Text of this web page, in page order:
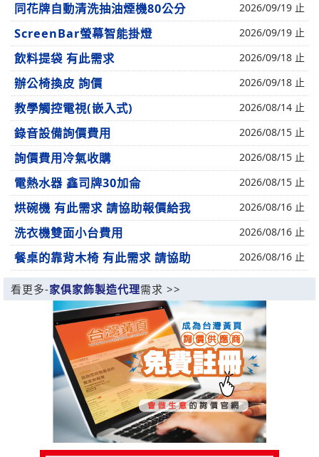
同花牌自動清洗抽油煙機80公分 2026/09/19 止
ScreenBar螢幕智能掛燈 2026/09/19 止
飲料提袋 有此需求 2026/09/18 止
辦公椅換皮 詢價 2026/09/18 止
教學觸控電視(嵌入式) 2026/08/14 止
錄音設備詢價費用 2026/08/15 止
詢價費用冷氣收購 2026/08/15 止
電熱水器 鑫司牌30加侖 2026/08/15 止
烘碗機 有此需求 請協助報價給我 2026/08/16 止
洗衣機雙面小台費用 2026/08/16 止
餐桌的靠背木椅 有此需求 請協助 2026/08/16 止
看更多-家俱家飾製造代理需求 >>